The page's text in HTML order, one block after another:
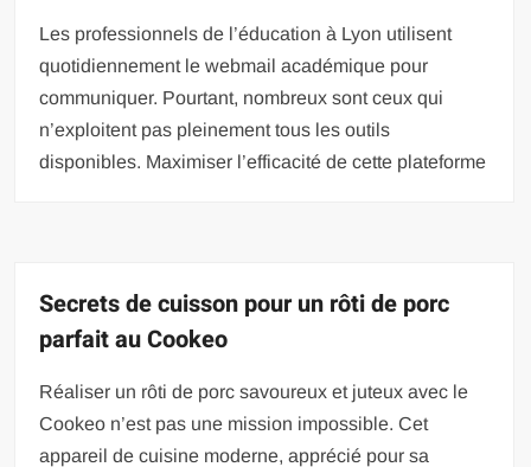
Les professionnels de l’éducation à Lyon utilisent
quotidiennement le webmail académique pour
communiquer. Pourtant, nombreux sont ceux qui
n’exploitent pas pleinement tous les outils
disponibles. Maximiser l’efficacité de cette plateforme
Secrets de cuisson pour un rôti de porc
parfait au Cookeo
Réaliser un rôti de porc savoureux et juteux avec le
Cookeo n’est pas une mission impossible. Cet
appareil de cuisine moderne, apprécié pour sa